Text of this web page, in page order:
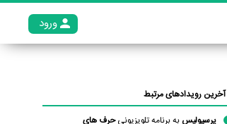
ورود
آخرین رویدادهای مرتبط
پرسپولیس به برنامه تلویزیونیحرف های